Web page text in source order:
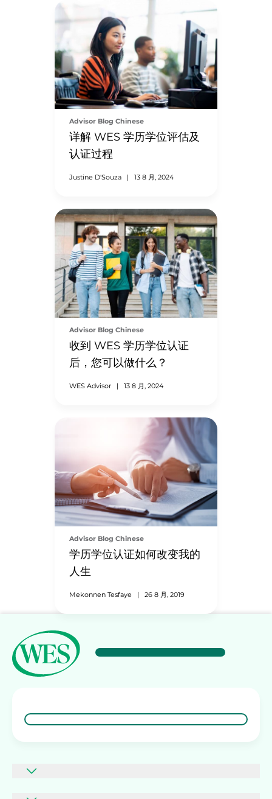
Advisor Blog Chinese
详解 WES 学历学位评估及
认证过程
Justine D'Souza | 13 8 月, 2024
Advisor Blog Chinese
收到 WES 学历学位认证
后，您可以做什么？
WES Advisor | 13 8 月, 2024
Advisor Blog Chinese
学历学位认证如何改变我的
人生
Mekonnen Tesfaye | 26 8 月, 2019